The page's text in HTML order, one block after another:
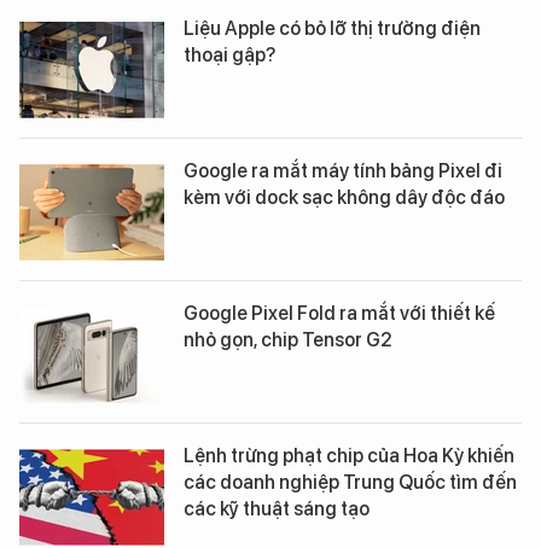
Liệu Apple có bỏ lỡ thị trường điện
thoại gập?
Google ra mắt máy tính bảng Pixel đi
kèm với dock sạc không dây độc đáo
Google Pixel Fold ra mắt với thiết kế
nhỏ gọn, chip Tensor G2
Lệnh trừng phạt chip của Hoa Kỳ khiến
các doanh nghiệp Trung Quốc tìm đến
các kỹ thuật sáng tạo